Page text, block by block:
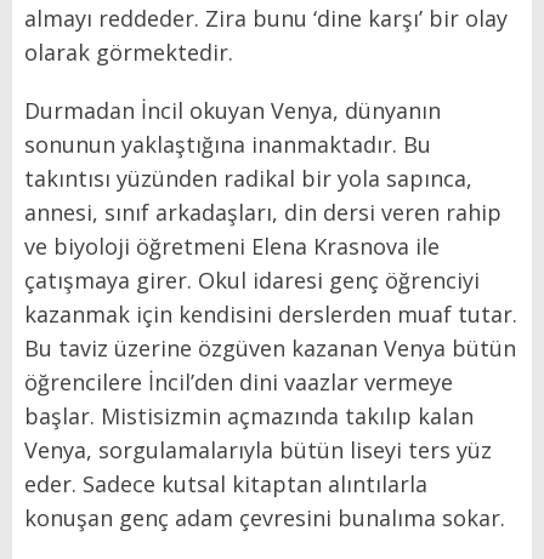
almayı reddeder. Zira bunu ‘dine karşı’ bir olay
olarak görmektedir.
Durmadan İncil okuyan Venya, dünyanın
sonunun yaklaştığına inanmaktadır. Bu
takıntısı yüzünden radikal bir yola sapınca,
annesi, sınıf arkadaşları, din dersi veren rahip
ve biyoloji öğretmeni Elena Krasnova ile
çatışmaya girer. Okul idaresi genç öğrenciyi
kazanmak için kendisini derslerden muaf tutar.
Bu taviz üzerine özgüven kazanan Venya bütün
öğrencilere İncil’den dini vaazlar vermeye
başlar. Mistisizmin açmazında takılıp kalan
Venya, sorgulamalarıyla bütün liseyi ters yüz
eder. Sadece kutsal kitaptan alıntılarla
konuşan genç adam çevresini bunalıma sokar.